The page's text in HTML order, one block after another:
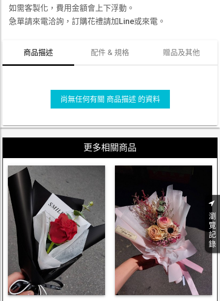
如需客製化，費用金額會上下浮動。
急單請來電洽詢，訂購花禮請加Line或來電。
商品描述 配件 & 規格 贈品及其他
尚無任何有關 商品描述 的資料
更多相關商品
瀏
覽
記
錄